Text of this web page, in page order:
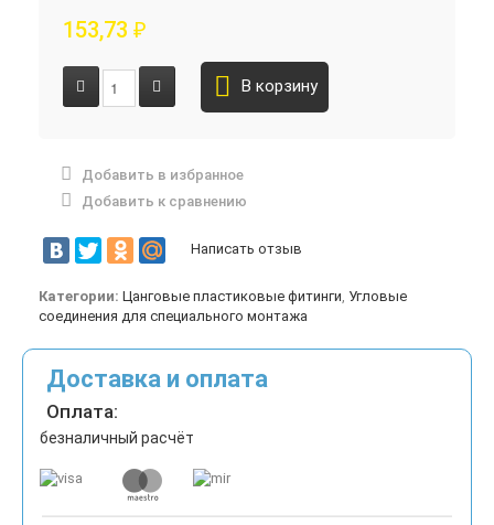
153,73 ₽
В корзину
Добавить в избранное
Добавить к сравнению
Написать отзыв
Категории: Цанговые пластиковые фитинги, Угловые
соединения для специального монтажа
Доставка и оплата
Оплата:
безналичный расчёт